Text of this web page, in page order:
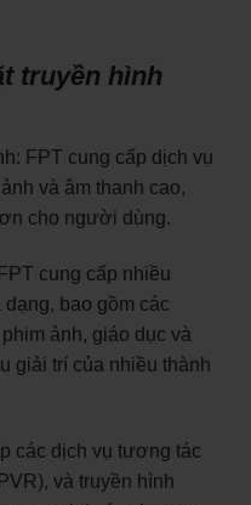
truyền hình
FPT cung cấp dịch vụ
và âm thanh cao,
cho người dùng.
cung cấp nhiều
bao gồm các
ảnh, giáo dục và
giải trí của nhiều thành
các dịch vụ tương tác
và truyền hình